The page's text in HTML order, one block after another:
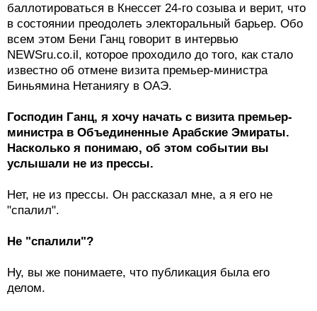
баллотироваться в Кнессет 24-го созыва и верит, что
в состоянии преодолеть электоральный барьер. Обо
всем этом Бени Ганц говорит в интервью
NEWSru.co.il, которое проходило до того, как стало
известно об отмене визита премьер-министра
Биньямина Нетаниягу в ОАЭ.
Господин Ганц, я хочу начать с визита премьер-
министра в Объединенные Арабские Эмираты.
Насколько я понимаю, об этом событии вы
услышали не из прессы.
Нет, не из прессы. Он рассказал мне, а я его не
"спалил".
Не "спалили"?
Ну, вы же понимаете, что публикация была его
делом.